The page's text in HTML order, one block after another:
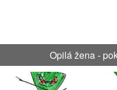
Opilá žena -